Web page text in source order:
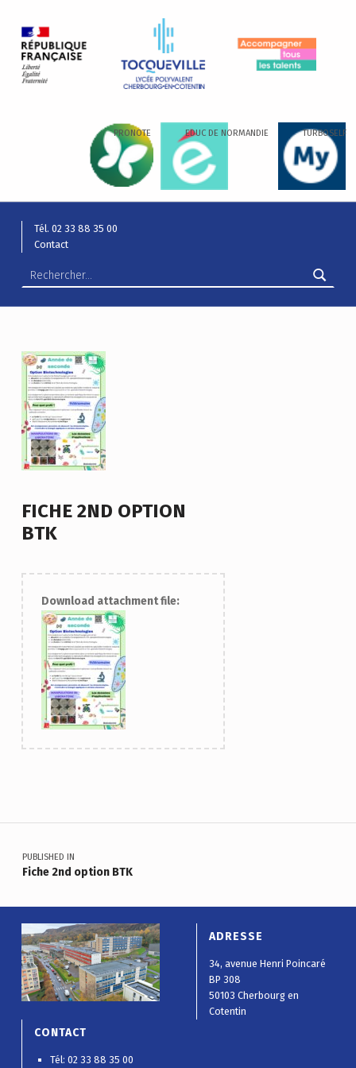
PRONOTE EDUC DE NORMANDIE TURBOSELF
Tél. 02 33 88 35 00
Contact
FICHE 2ND OPTION
BTK
Download attachment file:
Navigation de l’article
PUBLISHED IN
Fiche 2nd option BTK
ADRESSE
34, avenue Henri Poincaré
BP 308
50103 Cherbourg en
Cotentin
CONTACT
Tél: 02 33 88 35 00